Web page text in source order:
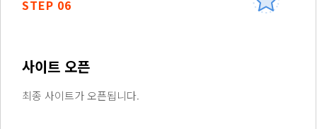
STEP 06
사이트 오픈
최종 사이트가 오픈됩니다.